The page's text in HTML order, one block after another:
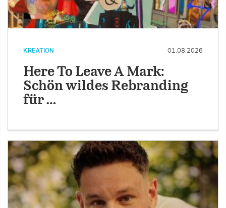
KREATION 01.08.2026
Here To Leave A Mark:
Schön wildes Rebranding
für …